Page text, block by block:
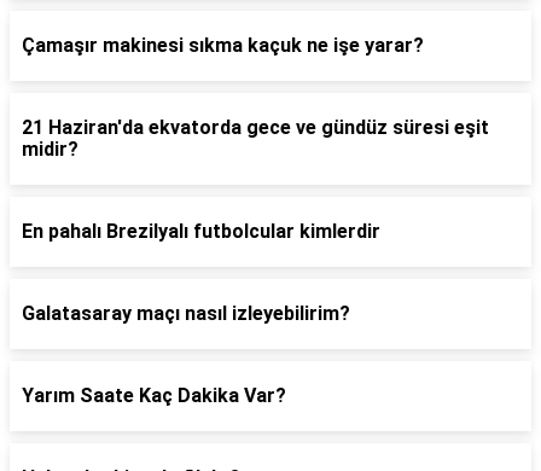
Çamaşır makinesi sıkma kaçuk ne işe yarar?
21 Haziran'da ekvatorda gece ve gündüz süresi eşit
midir?
En pahalı Brezilyalı futbolcular kimlerdir
Galatasaray maçı nasıl izleyebilirim?
Yarım Saate Kaç Dakika Var?